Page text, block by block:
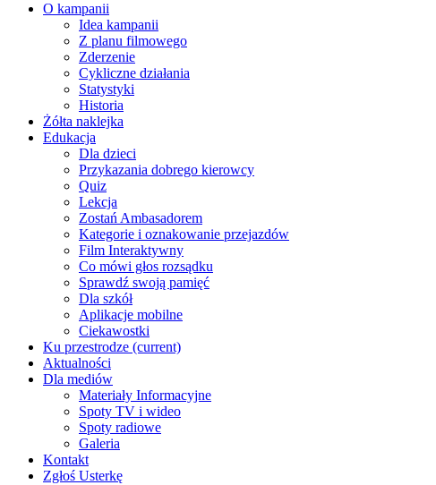
O kampanii
Idea kampanii
Z planu filmowego
Zderzenie
Cykliczne działania
Statystyki
Historia
Żółta naklejka
Edukacja
Dla dzieci
Przykazania dobrego kierowcy
Quiz
Lekcja
Zostań Ambasadorem
Kategorie i oznakowanie przejazdów
Film Interaktywny
Co mówi głos rozsądku
Sprawdź swoją pamięć
Dla szkół
Aplikacje mobilne
Ciekawostki
Ku przestrodze (current)
Aktualności
Dla mediów
Materiały Informacyjne
Spoty TV i wideo
Spoty radiowe
Galeria
Kontakt
Zgłoś Usterkę